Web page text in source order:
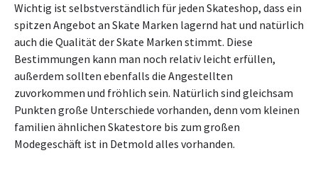
Wichtig ist selbstverständlich für jeden Skateshop, dass ein
spitzen Angebot an Skate Marken lagernd hat und natürlich
auch die Qualität der Skate Marken stimmt. Diese
Bestimmungen kann man noch relativ leicht erfüllen,
außerdem sollten ebenfalls die Angestellten
zuvorkommen und fröhlich sein. Natürlich sind gleichsam
Punkten große Unterschiede vorhanden, denn vom kleinen
familien ähnlichen Skatestore bis zum großen
Modegeschäft ist in Detmold alles vorhanden.